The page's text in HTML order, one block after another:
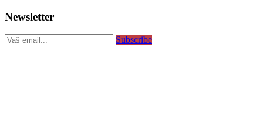
Newsletter
Subscribe